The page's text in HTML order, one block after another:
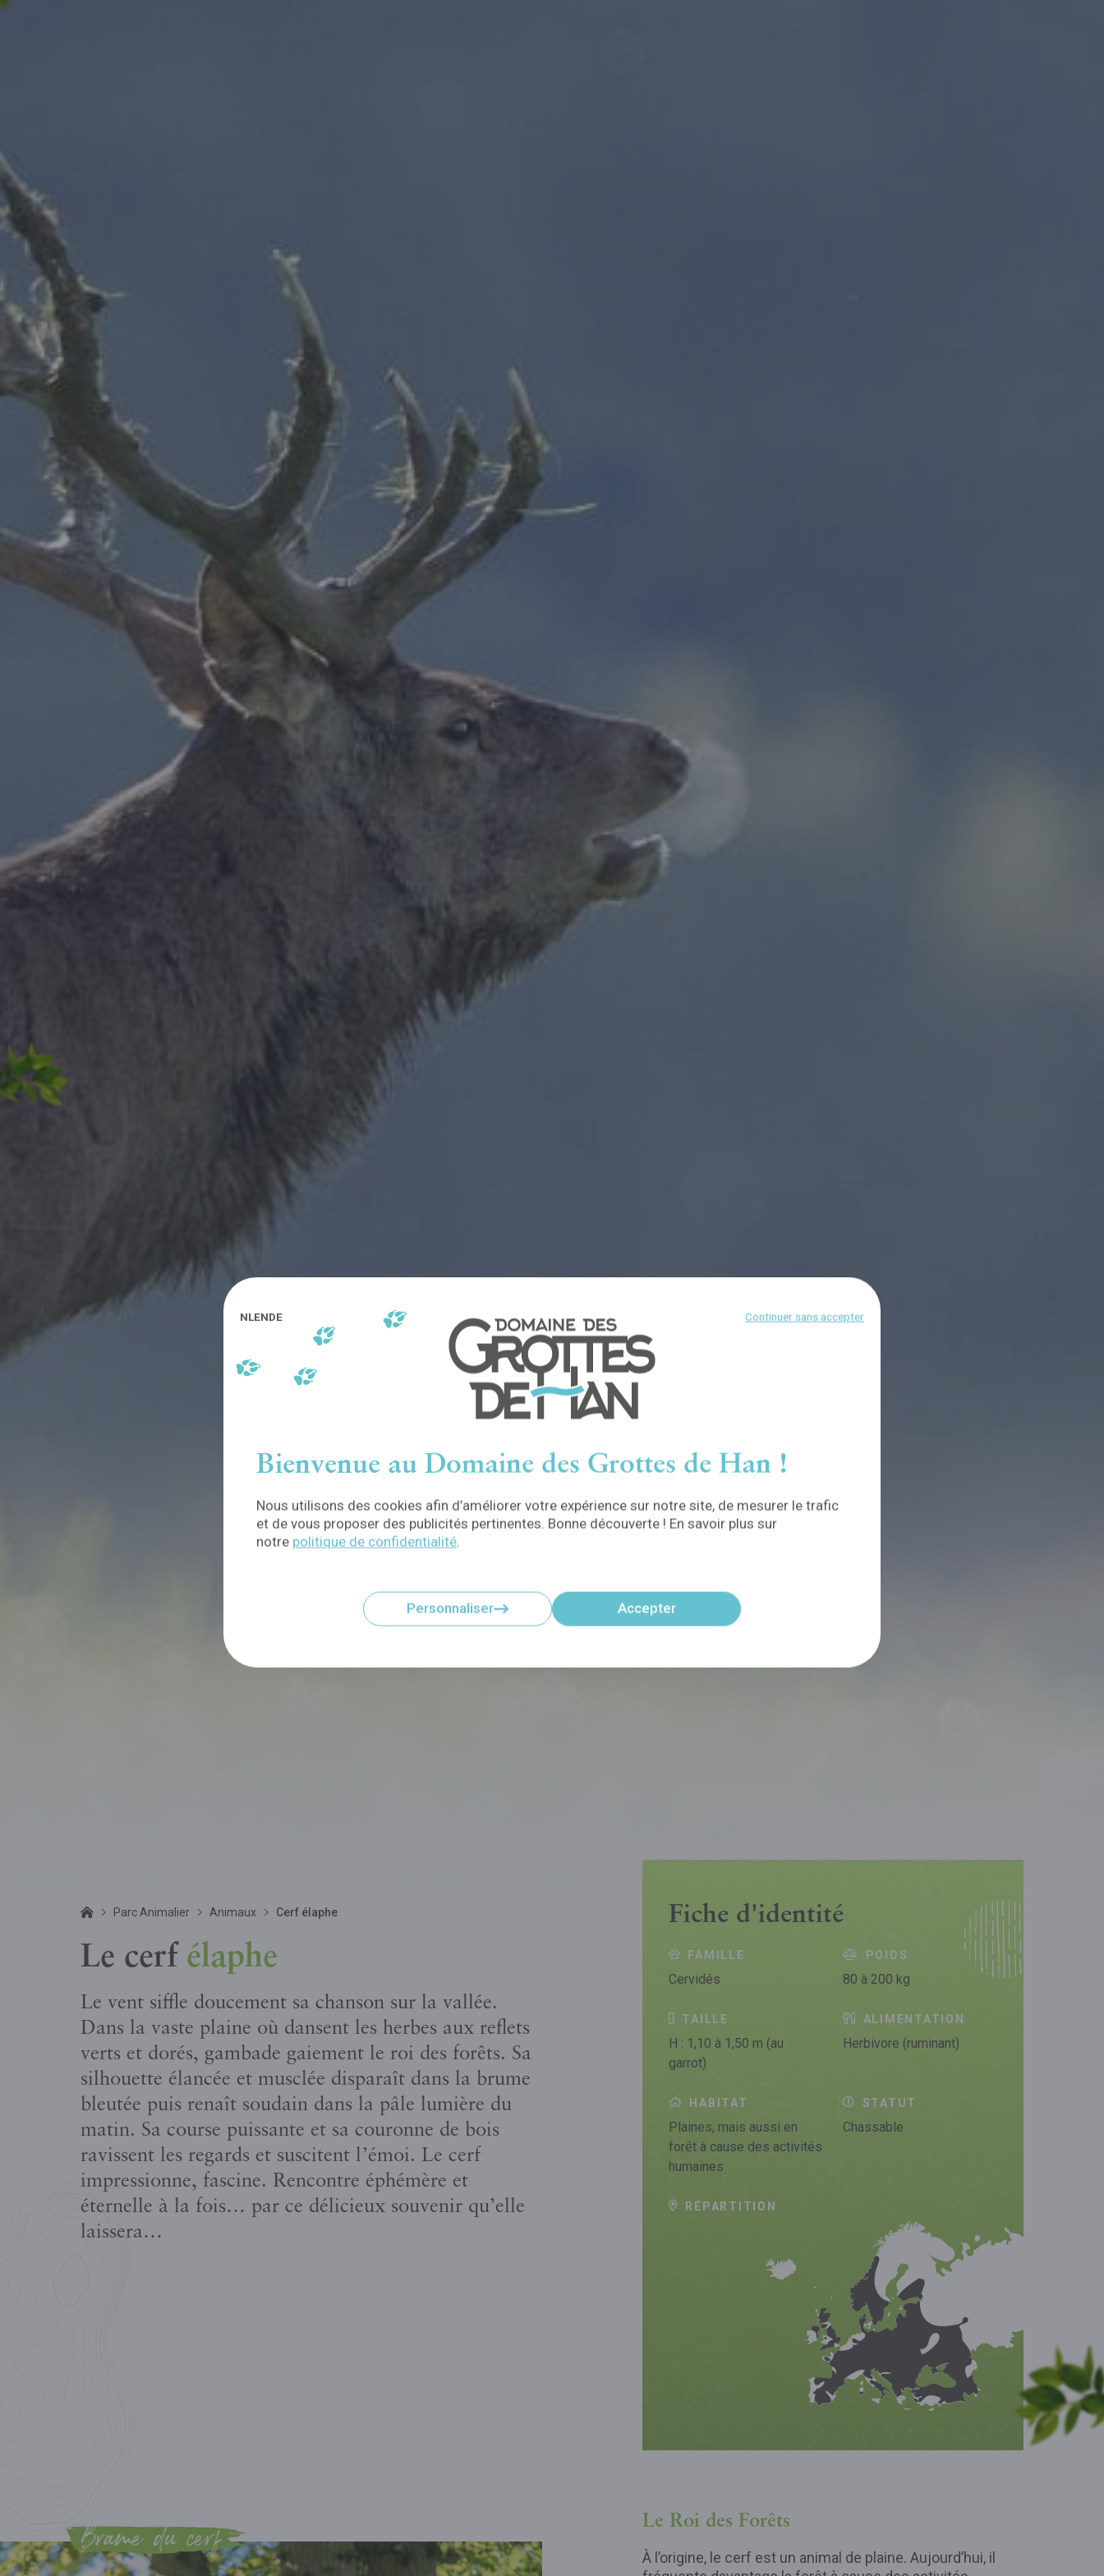
Parc Animalier Animaux Cerf élaphe
Le cerf élaphe
Le vent siffle doucement sa chanson sur la vallée.
Dans la vaste plaine où dansent les herbes aux reflets
verts et dorés, gambade gaiement le roi des forêts. Sa
silhouette élancée et musclée disparaît dans la brume
bleutée puis renaît soudain dans la pâle lumière du
matin. Sa course puissante et sa couronne de bois
ravissent les regards et suscitent l’émoi. Le cerf
impressionne, fascine. Rencontre éphémère et
éternelle à la fois… par ce délicieux souvenir qu’elle
laissera…
Le Roi des Forêts
À l’origine, le cerf est un animal de plaine. Aujourd’hui, il
Brame du cerf
Fiche d'identité
FAMILLE
Cervidés
POIDS
80 à 200 kg
TAILLE
H : 1,10 à 1,50 m (au
garrot)
ALIMENTATION
Herbivore (ruminant)
HABITAT
Plaines, mais aussi en
forêt à cause des activités
humaines
STATUT
Chassable
RÉPARTITION
Bienvenue au Domaine des Grottes de Han !
Nous utilisons des cookies afin d’améliorer votre expérience sur notre site, de mesurer le trafic
et de vous proposer des publicités pertinentes. Bonne découverte ! En savoir plus sur
notre politique de confidentialité.
NLENDE
Personnaliser Accepter
Continuer sans accepter